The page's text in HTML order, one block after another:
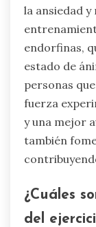
la ansiedad
endorfinas,
estado de
personas
fuerza
y una mejor
también
¿Cuáles
del